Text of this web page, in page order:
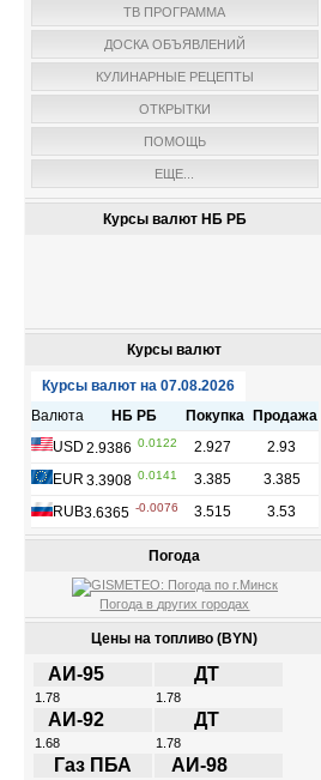
ТВ ПРОГРАММА
ДОСКА ОБЪЯВЛЕНИЙ
КУЛИНАРНЫЕ РЕЦЕПТЫ
ОТКРЫТКИ
ПОМОЩЬ
ЕЩЕ...
Курсы валют НБ РБ
Курсы валют
Погода
Погода в других городах
Цены на топливо (BYN)
АИ-95 ДТ
1.78 1.78
АИ-92 ДТ
1.68 1.78
Газ ПБА АИ-98